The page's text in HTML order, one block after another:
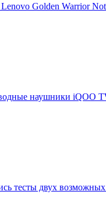
Golden Warrior
наушники iQOO
тесты двух